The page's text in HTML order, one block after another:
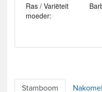
Ras / Variëteit
moeder:
Stamboom